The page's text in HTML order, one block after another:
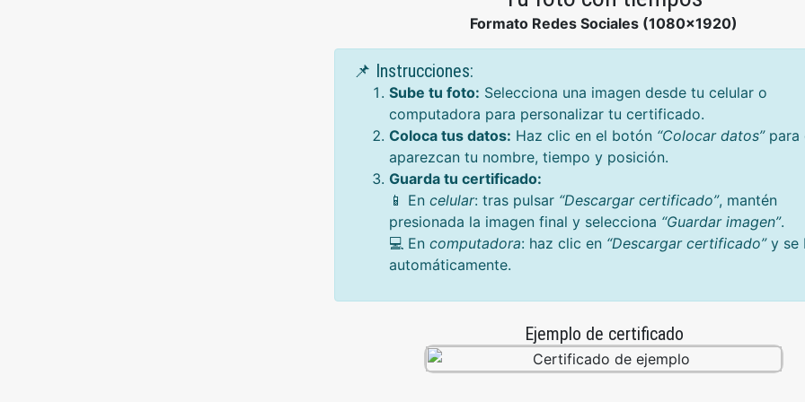
Formato Redes Sociales (1080x1920)
📌 Instrucciones:
Sube tu foto: Selecciona una imagen desde tu celular o
computadora para personalizar tu certificado.
Coloca tus datos: Haz clic en el botón “Colocar datos”para
aparezcan tu nombre, tiempo y posición.
Guarda tu certificado:
📱 En celular: tras pulsar “Descargar certificado”, mantén
presionada la imagen final y selecciona “Guardar imagen”.
💻 En computadora: haz clic en “Descargar certificado”y se
automáticamente.
Ejemplo de certificado